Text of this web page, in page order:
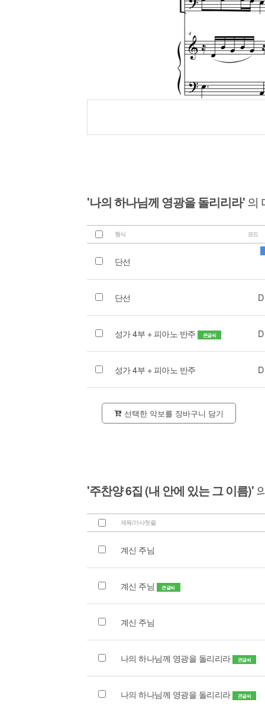
'나의 하나님께 영광을 돌리리라'의
형식 코드
단선
단선
성가 4부 + 피아노 반주 큰글씨
성가 4부 + 피아노 반주
선택한 악보를 장바구니 담기
'주찬양 6집 (내 안에 있는 그 이름)'
제목/가사첫줄
계신 주님
계신 주님 큰글씨
계신 주님
나의 하나님께 영광을 돌리리라 큰글씨
나의 하나님께 영광을 돌리리라 큰글씨